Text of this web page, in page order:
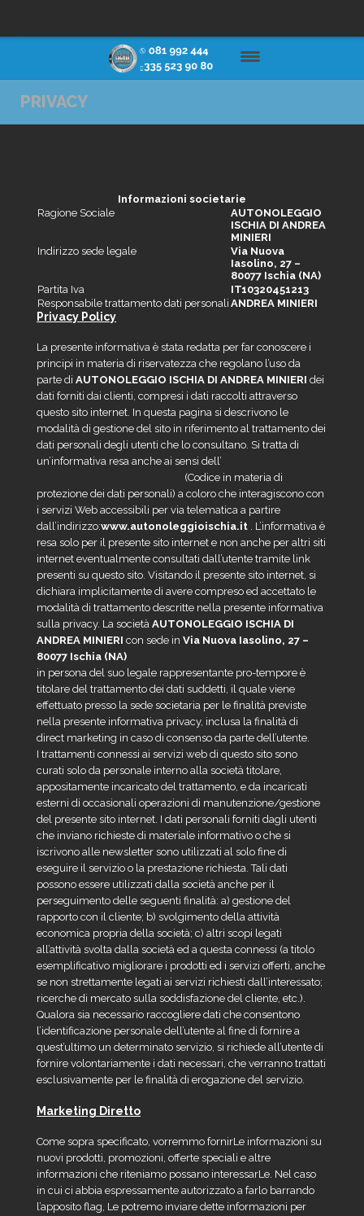
HOME
LA FLOTTA
PRENOTA
REGOLAMENTO
PRIVACY
Informazioni societarie
Ragione Sociale
AUTONOLEGGIO
ISCHIA DI ANDREA
MINIERI
Indirizzo sede legale
Via Nuova
Iasolino, 27 –
80077 Ischia (NA)
Partita Iva
IT10320451213
Responsabile trattamento dati personali ANDREA MINIERI
Privacy Policy
La presente informativa è stata redatta per far conoscere i
principi in materia di riservatezza che regolano l’uso da
parte diAUTONOLEGGIO ISCHIA DI ANDREA MINIERI dei
dati forniti dai clienti, compresi i dati raccolti attraverso
questo sito internet. In questa pagina si descrivono le
modalità di gestione del sito in riferimento al trattamento dei
dati personali degli utenti che lo consultano. Si tratta di
un’informativa resa anche ai sensi dell’
(Codice in materia di
protezione dei dati personali) a coloro che interagiscono con
i servizi Web accessibili per via telematica a partire
dall’indirizzo:www.autonoleggioischia.it . L’informativa è
resa solo per il presente sito internet e non anche per altri siti
internet eventualmente consultati dall’utente tramite link
presenti su questo sito. Visitando il presente sito internet, si
dichiara implicitamente di avere compreso ed accettato le
modalità di trattamento descritte nella presente informativa
sulla privacy. La societàAUTONOLEGGIO ISCHIA DI
ANDREA MINIERIcon sede inVia Nuova Iasolino, 27 –
80077 Ischia (NA)
in persona del suo legale rappresentante pro-tempore è
titolare del trattamento dei dati suddetti, il quale viene
effettuato presso la sede societaria per le finalità previste
nella presente informativa privacy, inclusa la finalità di
direct marketing in caso di consenso da parte dell’utente.
I trattamenti connessi ai servizi web di questo sito sono
curati solo da personale interno alla società titolare,
appositamente incaricato del trattamento, e da incaricati
esterni di occasionali operazioni di manutenzione/gestione
del presente sito internet. I dati personali forniti dagli utenti
che inviano richieste di materiale informativo o che si
iscrivono alle newsletter sono utilizzati al solo fine di
eseguire il servizio o la prestazione richiesta. Tali dati
possono essere utilizzati dalla società anche per il
perseguimento delle seguenti finalità: a) gestione del
rapporto con il cliente; b) svolgimento della attività
economica propria della società; c) altri scopi legati
all’attività svolta dalla società ed a questa connessi (a titolo
esemplificativo migliorare i prodotti ed i servizi offerti, anche
se non strettamente legati ai servizi richiesti dall’interessato;
ricerche di mercato sulla soddisfazione del cliente, etc.).
Qualora sia necessario raccogliere dati che consentono
l’identificazione personale dell’utente al fine di fornire a
quest’ultimo un determinato servizio, si richiede all’utente di
fornire volontariamente i dati necessari, che verranno trattati
esclusivamente per le finalità di erogazione del servizio.
Marketing Diretto
Come sopra specificato, vorremmo fornirLe informazioni su
nuovi prodotti, promozioni, offerte speciali e altre
informazioni che riteniamo possano interessarLe. Nel caso
in cui ci abbia espressamente autorizzato a farlo barrando
l’apposito flag, Le potremo inviare dette informazioni per